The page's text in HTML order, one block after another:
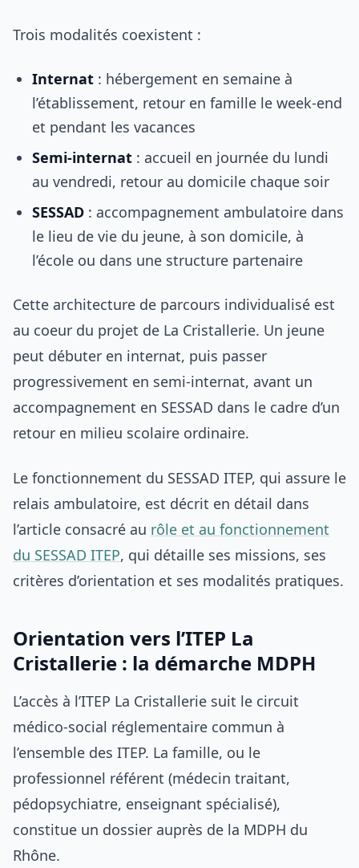
Trois modalités coexistent :
Internat : hébergement en semaine à
l’établissement, retour en famille le week-end
et pendant les vacances
Semi-internat : accueil en journée du lundi
au vendredi, retour au domicile chaque soir
SESSAD : accompagnement ambulatoire dans
le lieu de vie du jeune, à son domicile, à
l’école ou dans une structure partenaire
Cette architecture de parcours individualisé est
au coeur du projet de La Cristallerie. Un jeune
peut débuter en internat, puis passer
progressivement en semi-internat, avant un
accompagnement en SESSAD dans le cadre d’un
retour en milieu scolaire ordinaire.
Le fonctionnement du SESSAD ITEP, qui assure le
relais ambulatoire, est décrit en détail dans
l’article consacré au rôle et au fonctionnement
du SESSAD ITEP, qui détaille ses missions, ses
critères d’orientation et ses modalités pratiques.
Orientation vers l’ITEP La
Cristallerie : la démarche MDPH
L’accès à l’ITEP La Cristallerie suit le circuit
médico-social réglementaire commun à
l’ensemble des ITEP. La famille, ou le
professionnel référent (médecin traitant,
pédopsychiatre, enseignant spécialisé),
constitue un dossier auprès de la MDPH du
Rhône.